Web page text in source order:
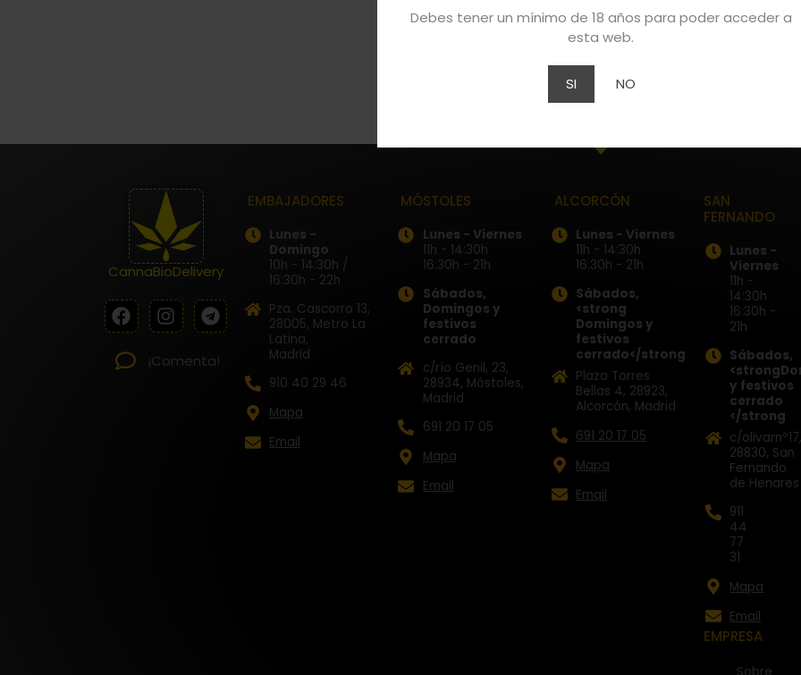
Debes tener un mínimo de 18 años para poder acceder a
esta web.
SI NO
CannaBioDelivery
F
a
c
e
I
n
t
T
e
e
¡Comenta!
EMBAJADORES
Lunes -
Domingo
10h - 14:30h /
16:30h - 22h
Pza. Cascorro 13,
28005, Metro La
Latina,
Madrid
910 40 29 46
Mapa
Email
MÓSTOLES
Lunes - Viernes
11h - 14:30h
16:30h - 21h
Sábados,
Domingos y
festivos
cerrado
c/río Genil, 23,
28934, Móstoles,
Madrid
691 20 17 05
Mapa
Email
ALCORCÓN
Lunes - Viernes
11h - 14:30h
16:30h - 21h
Sábados,
<strong
Domingos y
festivos
cerrado</strong
Plaza Torres
Bellas 4, 28923,
Alcorcón, Madrid
691 20 17 05
Mapa
Email
SAN
FERNANDO
Lunes -
Viernes
11h -
14:30h
16:30h -
21h
Sábados,
<strong
y festivos
cerrado
</strong
c/olivarnº17,
28830, San
Fernando
de Henares
911
44
77
31
Mapa
Email
EMPRESA